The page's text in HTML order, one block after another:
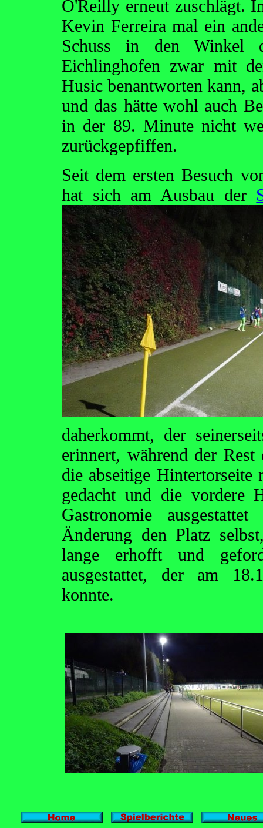
O'Reilly erneut zuschlägt.
Kevin Ferreira mal ein
Schuss in den Winkel
Eichlinghofen zwar mit
Husic benantworten kann,
und das hätte wohl auch
in der 89. Minute nicht
zurückgepfiffen.
Seit dem ersten Besuch
hat sich am Ausbau der
daherkommt, der
erinnert, während der
die abseitige
gedacht und die vordere
Gastronomie
Änderung den Platz
lange erhofft und
ausgestattet, der am
konnte.